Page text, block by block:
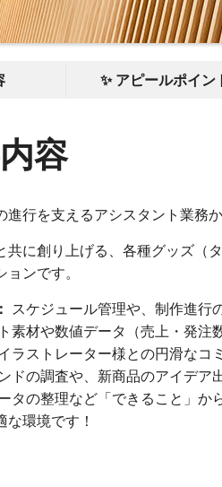
✨ アピールポイン
容
進行を支えるアシスタント業務
共に創り上げる、各種グッズ（
ンです。
スケジュール管理や、制作進行
素材や数値データ（売上・発注
ラストレーター様との円滑なコ
ドの調査や、新商品のアイデア
タの整理など「できること」か
な環境です！